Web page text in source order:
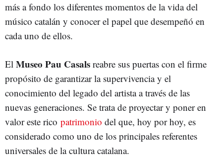
más a fondo los diferentes momentos de la vida del
músico catalán y conocer el papel que desempeñó en
cada uno de ellos.
El Museo Pau Casals reabre sus puertas con el firme
propósito de garantizar la supervivencia y el
conocimiento del legado del artista a través de las
nuevas generaciones. Se trata de proyectar y poner en
valor este rico patrimonio del que, hoy por hoy, es
considerado como uno de los principales referentes
universales de la cultura catalana.